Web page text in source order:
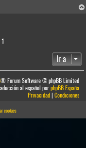
1
Ir a
® Forum Software © phpBB Limited
al español porphpBB España
Privacidad|Condiciones
cookies